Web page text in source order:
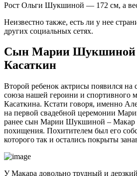
Рост Ольги Шукшиной — 172 см, а вес
Неизвестно также, есть ли у нее
других социальных сетях.
Сын Марии Шукшиной
Касаткин
Второй ребенок актрисы появился на
союза нашей героини и спортивного
Касаткина. Кстати говоря, именно
на первой свадебной церемонии
ранее сын Марии Шукшиной – Макар
похищения. Похитителем был его
которого так и остались покрыты
У Макара довольно трудный и